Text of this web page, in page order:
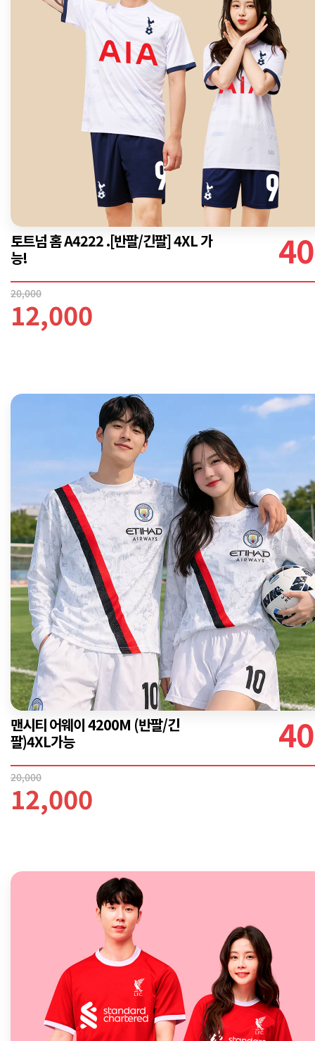
토트넘 홈 A4222 .[반팔/긴팔] 4XL 가
능!
40
20,000
12,000
맨시티 어웨이 4200M (반팔/긴
팔)4XL가능
40
20,000
12,000